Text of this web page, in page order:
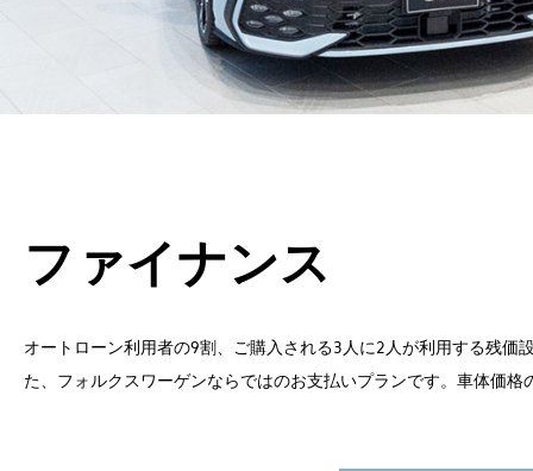
ファイナンス
オートローン利用者の9割、ご購入される3人に2人が利用する残価
た、フォルクスワーゲンならではのお支払いプランです。車体価